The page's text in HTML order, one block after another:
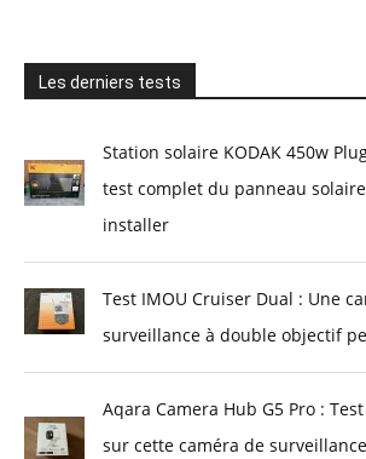
Les derniers tests
Station solaire KODAK 450w
test complet du panneau
installer
Test IMOU Cruiser Dual : Une
surveillance à double objectif
Aqara Camera Hub G5 Pro :
sur cette caméra de surveillance